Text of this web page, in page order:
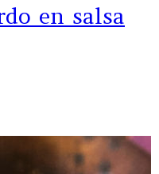
en salsa